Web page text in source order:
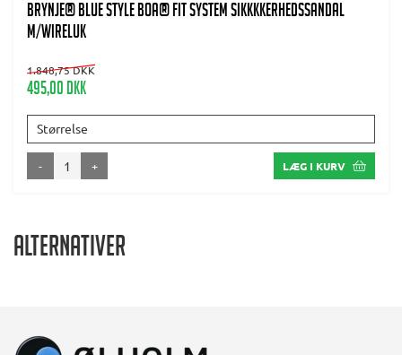
BRYNJE® Blue Style BOA® FIT SYSTEM Sikkkkerhedssandal
m/wireluk
1.848,75 DKK
495,00 DKK
Størrelse
- + LÆG I KURV
Alternativer